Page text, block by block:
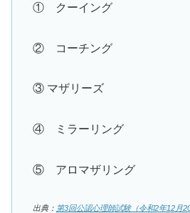
① クーイング
② コーチング
③ マザリーズ
④ ミラーリング
⑤ アロマザリング
出典： 第3回公認心理師試験（令和2年12月